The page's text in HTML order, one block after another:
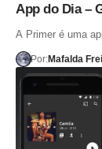
App do Dia –
A Primer é uma
Por:Mafalda